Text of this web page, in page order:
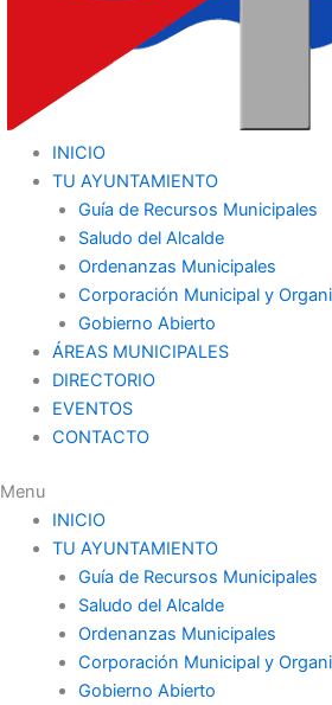
INICIO
TU AYUNTAMIENTO
Guía de Recursos Municipales
Saludo del Alcalde
Ordenanzas Municipales
Corporación Municipal y
Gobierno Abierto
ÁREAS MUNICIPALES
DIRECTORIO
EVENTOS
CONTACTO
Menu
INICIO
TU AYUNTAMIENTO
Guía de Recursos Municipales
Saludo del Alcalde
Ordenanzas Municipales
Corporación Municipal y
Gobierno Abierto